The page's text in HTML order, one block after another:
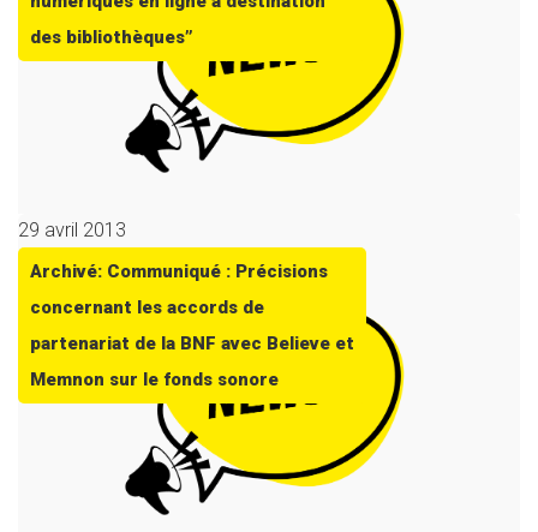
des bibliothèques”
29 avril 2013
Archivé: Communiqué : Précisions
concernant les accords de
partenariat de la BNF avec Believe et
Memnon sur le fonds sonore